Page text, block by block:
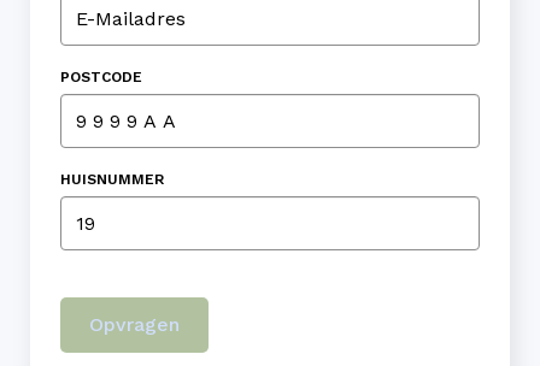
POSTCODE
HUISNUMMER
Opvragen